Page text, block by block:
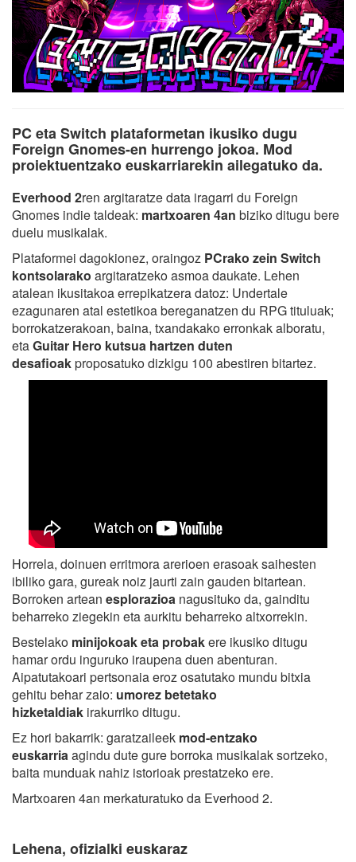
PC eta Switch plataformetan ikusiko dugu
Foreign Gnomes-en hurrengo jokoa. Mod
proiektuentzako euskarriarekin ailegatuko da.
Everhood 2ren argitaratze data iragarri du Foreign
Gnomes indie taldeak: martxoaren 4an biziko ditugu bere
duelu musikalak.
Plataformei dagokionez, oraingoz PCrako zein Switch
kontsolarako argitaratzeko asmoa daukate. Lehen
atalean ikusitakoa errepikatzera datoz: Undertale
ezagunaren atal estetikoa bereganatzen du RPG tituluak;
borrokatzerakoan, baina, txandakako erronkak alboratu,
etaGuitar Hero kutsua hartzen duten
desafioakproposatuko dizkigu 100 abestiren bitartez.
Horrela, doinuen erritmora arerioen erasoak saihesten
ibiliko gara, gureak noiz jaurti zain gauden bitartean.
Borroken artean esplorazioa nagusituko da, gainditu
beharreko ziegekin eta aurkitu beharreko altxorrekin.
Bestelako minijokoak eta probakere ikusiko ditugu
hamar ordu inguruko iraupena duen abenturan.
Aipatutakoari pertsonaia eroz osatutako mundu bitxia
gehitu behar zaio: umorez betetako
hizketaldiak irakurriko ditugu.
Ez hori bakarrik: garatzaileek mod-entzako
euskarria agindu dute gure borroka musikalak sortzeko,
baita munduak nahiz istorioak prestatzeko ere.
Martxoaren 4an merkaturatuko da Everhood 2.
Lehena, ofizialki euskaraz